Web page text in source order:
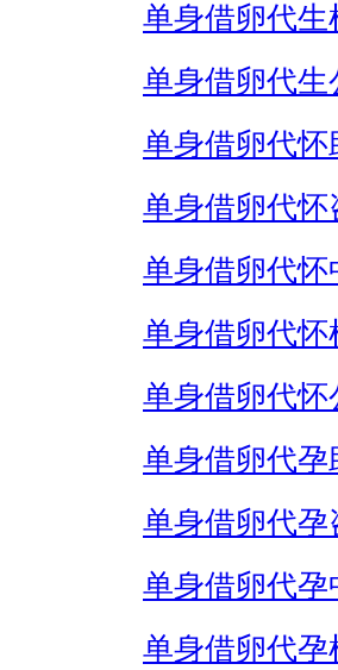
单身借卵代生
单身借卵代生
单身借卵代怀
单身借卵代怀
单身借卵代怀
单身借卵代怀
单身借卵代怀
单身借卵代孕
单身借卵代孕
单身借卵代孕
单身借卵代孕